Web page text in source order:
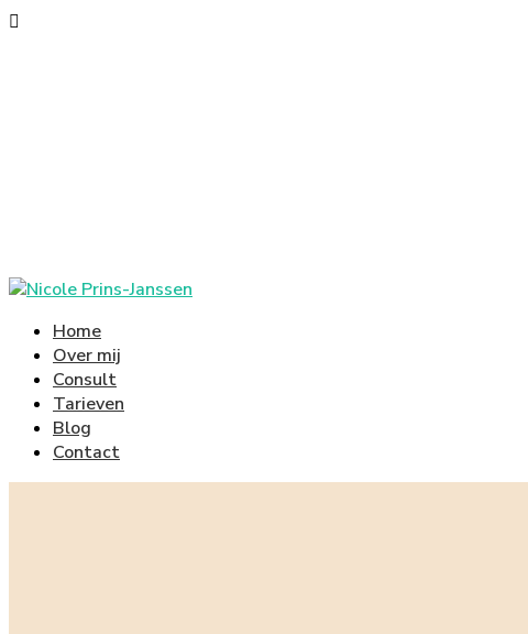
Home
Over mij
Consult
Tarieven
Blog
Contact